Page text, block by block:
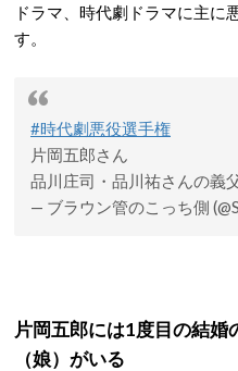
ドラマ、時代劇ドラマに主に
す。
#時代劇悪役選手権
片岡五郎さん
品川庄司・品川祐さんの義
— ブラウン管のこっち側
片岡五郎には1度目の結
（娘）がいる